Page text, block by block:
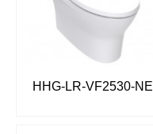
HHG-LR-VF2530-NE